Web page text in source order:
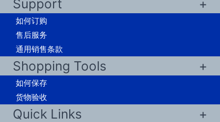
Support
如何订购
售后服务
通用销售条款
Shopping Tools
如何保存
货物验收
Quick Links